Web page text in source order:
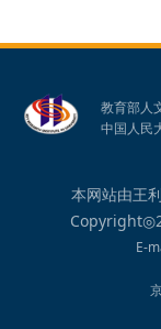
教育部人
中国人民
本网站由王
E-